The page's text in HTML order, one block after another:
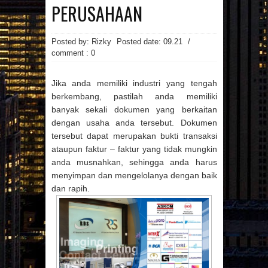
MANFAAT MAJU
MASAKAN
MINUMAN
OTOMOTIF
PEMBANGUNAN
PENDIDIKAN
PERCETAKAN
PRAGNANCY
PROPERTI
REVIEW
SMARTPHONE
SNAPPY
TECHNOLOGY
TEKNOLOGI
TREVEL
UMUM
UNIVERSITAS
VIDEO
WANITA WISATA
Arsip Blog
► ► (17)
► 2024 ► 2023 (21)
►
► 2020 (29) ► 2019 (123)
(135) ► 2017 (86)
▼ 2016 (107)
► DESEMBER (9)
► NOVEMBER (16)
► 2015 (50)
PERUSAHAAN
Posted by: Rizky Posted date: 09.21
/
comment : 0
Jika anda memiliki industri yang tengah
berkembang, pastilah anda memiliki
banyak sekali dokumen yang berkaitan
dengan usaha anda tersebut. Dokumen
tersebut dapat merupakan bukti transaksi
ataupun faktur – faktur yang tidak mungkin
anda musnahkan, sehingga anda harus
menyimpan dan mengelolanya dengan baik
dan rapih.